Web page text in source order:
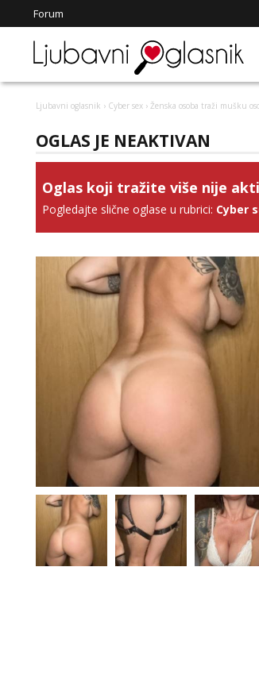
Forum
Ljubavni oglasnik › Cyber sex › Ženska osoba traži mušku
OGLAS JE NEAKTIVAN
Oglas koji tražite više nije
Pogledajte slične oglase u rubrici: Cyber